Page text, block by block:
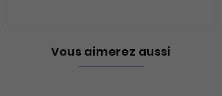
Vous aimerez aussi